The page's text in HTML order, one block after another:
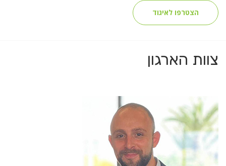
הצטרפו לאיגוד
צוות הארגון